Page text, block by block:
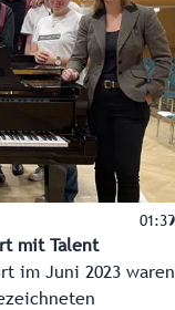
01:39
mit Talent
im Juni 2023 waren